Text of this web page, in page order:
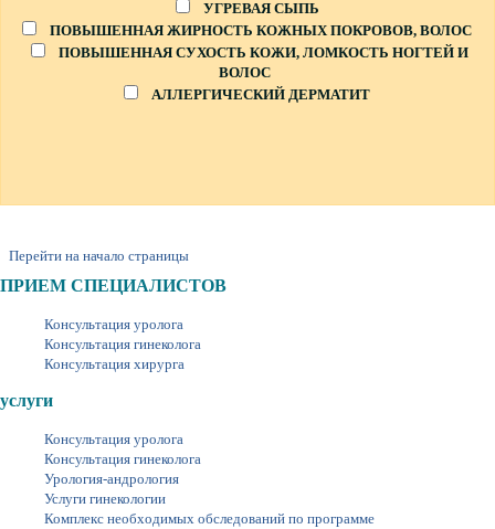
УГРЕВАЯ СЫПЬ
ПОВЫШЕННАЯ ЖИРНОСТЬ КОЖНЫХ ПОКРОВОВ, ВОЛОС
ПОВЫШЕННАЯ СУХОСТЬ КОЖИ, ЛОМКОСТЬ НОГТЕЙ И
ВОЛОС
АЛЛЕРГИЧЕСКИЙ ДЕРМАТИТ
Перейти на начало страницы
ПРИЕМ СПЕЦИАЛИСТОВ
Консультация уролога
Консультация гинеколога
Консультация хирурга
услуги
Консультация уролога
Консультация гинеколога
Урология-андрология
Услуги гинекологии
Комплекс необходимых обследований по программе